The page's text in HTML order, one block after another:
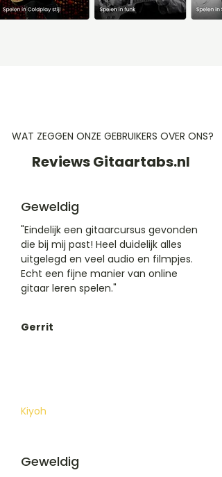
WAT ZEGGEN ONZE GEBRUIKERS OVER ONS?
Reviews Gitaartabs.nl
Geweldig
"Eindelijk een gitaarcursus gevonden
die bij mij past! Heel duidelijk alles
uitgelegd en veel audio en filmpjes.
Echt een fijne manier van online
gitaar leren spelen."
Gerrit
Kiyoh
Geweldig